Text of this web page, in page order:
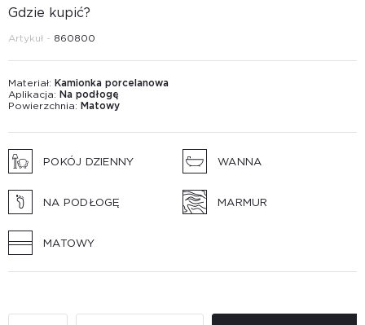
Gdzie kupić?
Artykuł - 860800
Materiał: Kamionka porcelanowa
Aplikacja: Na podłogę
Powierzchnia: Matowy
POKÓJ DZIENNY WANNA
NA PODŁOGĘ MARMUR
MATOWY